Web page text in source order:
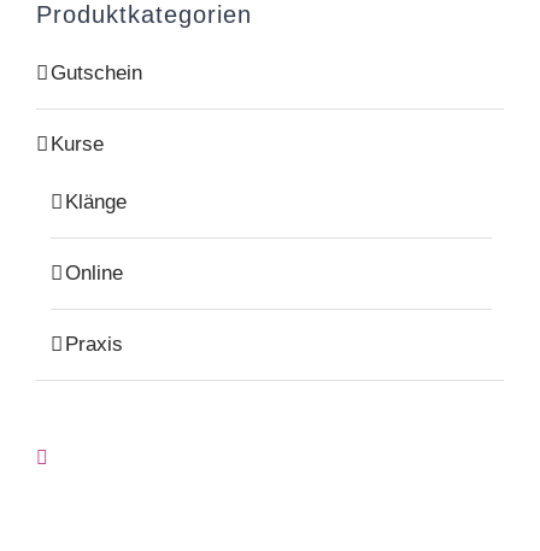
Produktkategorien
Gutschein
Kurse
Klänge
Online
Praxis